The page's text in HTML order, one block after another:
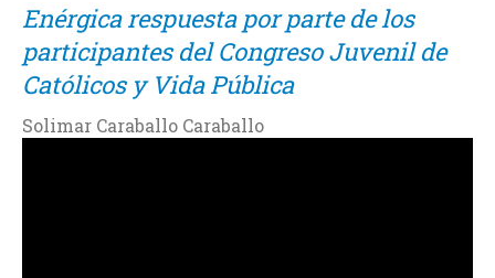
Enérgica respuesta por parte de los
participantes del Congreso Juvenil de
Católicos y Vida Pública
Solimar Caraballo Caraballo